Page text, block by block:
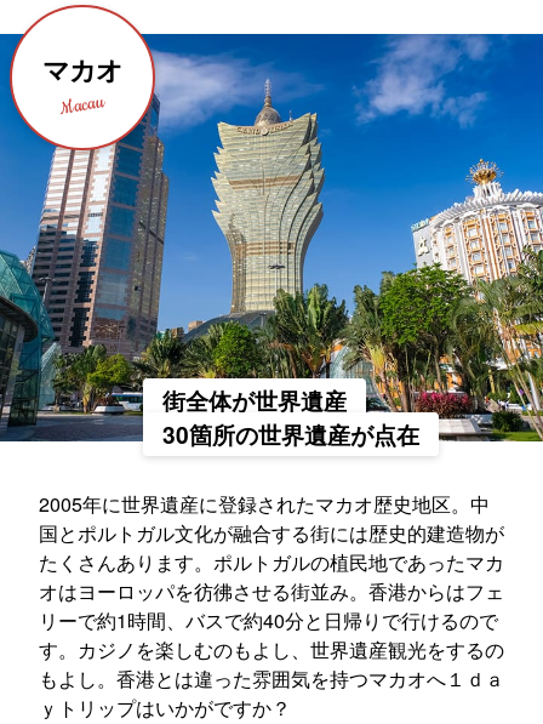
マカオ
Macau
街全体が世界遺産
30箇所の世界遺産が点在
2005年に世界遺産に登録されたマカオ歴史地区。中
国とポルトガル文化が融合する街には歴史的建造物が
たくさんあります。ポルトガルの植民地であったマカ
オはヨーロッパを彷彿させる街並み。香港からはフェ
リーで約1時間、バスで約40分と日帰りで行けるので
す。カジノを楽しむのもよし、世界遺産観光をするの
もよし。香港とは違った雰囲気を持つマカオへ１ｄａ
ｙトリップはいかがですか？